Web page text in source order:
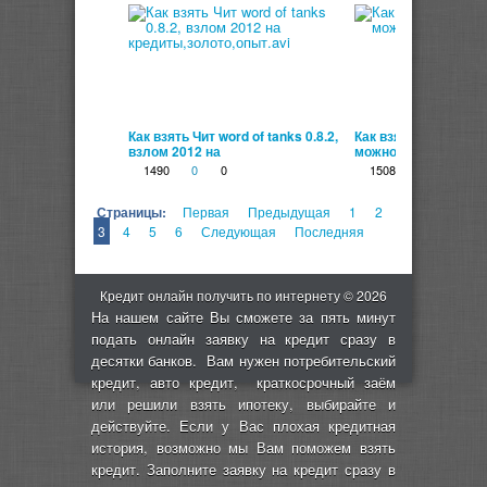
Как взять Чит word of tanks 0.8.2,
взлом 2012 на
кредиты,золото,опыт.avi
1490 0 0
Как взять Спорткар
можно купить в
1508
Страницы: Первая Предыдущая 1
2
3
4 5 6 Следующая Последняя
Кредит онлайн получить по интернету © 2026
На нашем сайте Вы сможете за пять минут
подать онлайн заявку на кредит сразу в
десятки банков. Вам нужен потребительский
кредит, авто кредит, краткосрочный заём
или решили взять ипотеку, выбирайте и
действуйте. Если у Вас плохая кредитная
история, возможно мы Вам поможем взять
кредит. Заполните заявку на кредит сразу в